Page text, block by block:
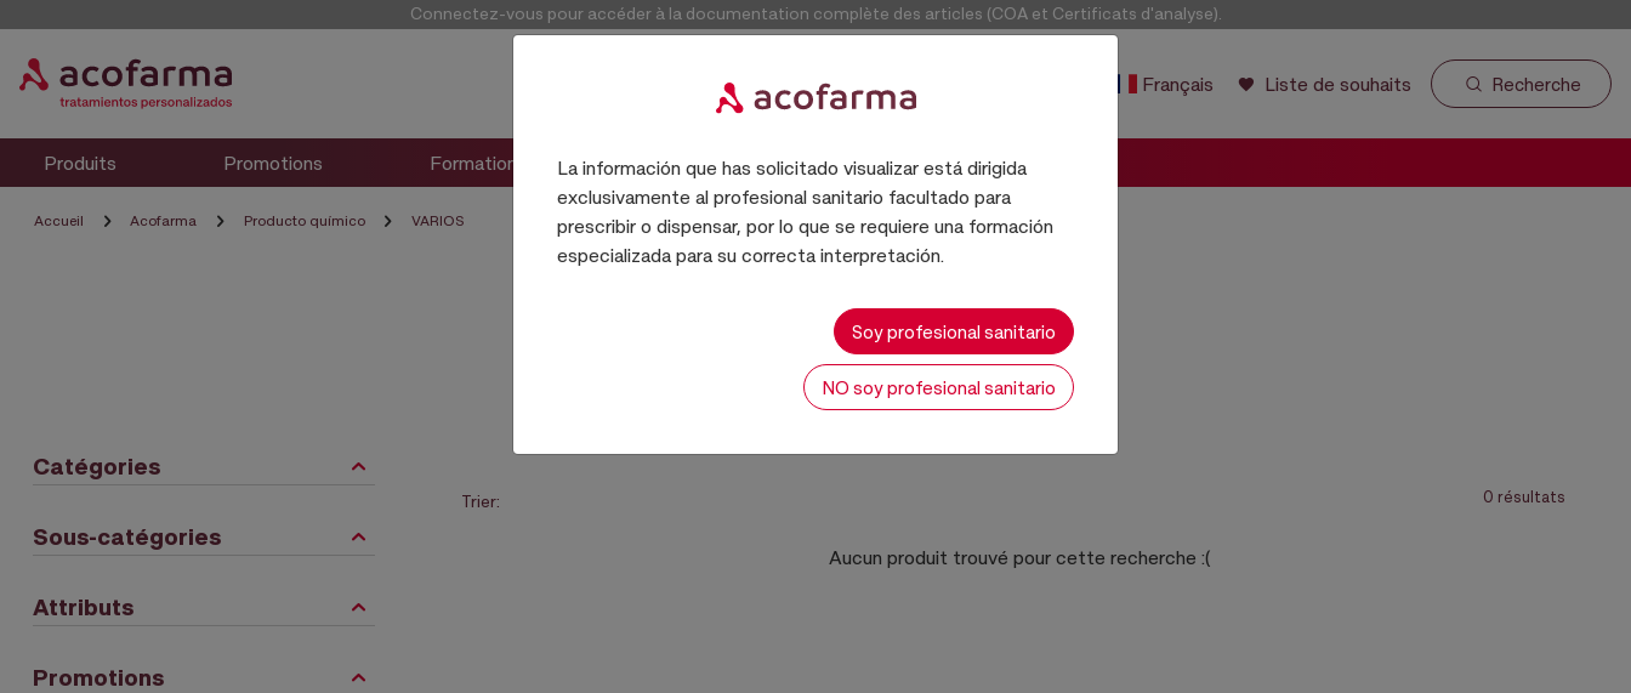
Connectez-vous pour accéder à la documentation complète des articles (COA et Certificats d'analyse).
Français Liste de souhaits Recherche
Produits Promotions Formation
Accueil Acofarma Producto químico VARIOS
VARIOS
Catégories
Sous-catégories
Attributs
Promotions
Trier: 0 résultats
Aucun produit trouvé pour cette recherche :(
La información que has solicitado visualizar está dirigida
exclusivamente al profesional sanitario facultado para
prescribir o dispensar, por lo que se requiere una formación
especializada para su correcta interpretación.
Soy profesional sanitario
NO soy profesional sanitario